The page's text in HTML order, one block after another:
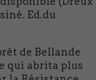
Ed.du
de Bellande
qui abrita plus